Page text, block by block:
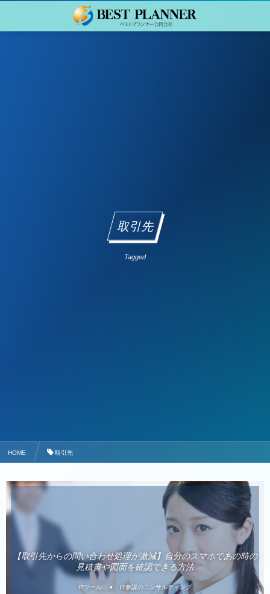
取引先
Tagged
HOME 取引先
【取引先からの問い合わせ処理が激減】自分のスマホであの時の
見積書や図面を確認できる方法
ITツール IT参謀のコンサルティング